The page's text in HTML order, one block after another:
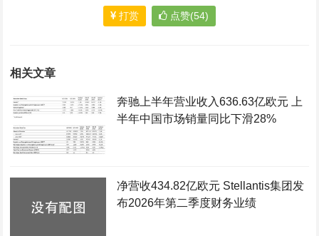
打赏 点赞(54)
相关文章
奔驰上半年营业收入636.63亿欧元 上
半年中国市场销量同比下滑28%
净营收434.82亿欧元 Stellantis集团发
布2026年第二季度财务业绩